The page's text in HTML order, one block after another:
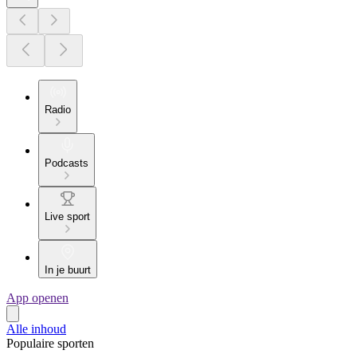
Radio
Podcasts
Live sport
In je buurt
App openen
Alle inhoud
Populaire sporten